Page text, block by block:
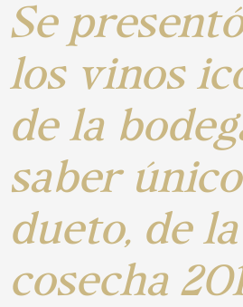
Se
los vinos
de la
saber
dueto, de la
cosecha